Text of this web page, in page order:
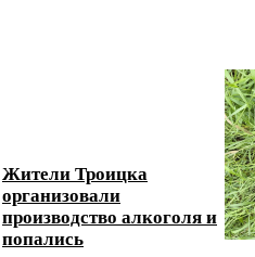
Жители Троицка
организовали
производство алкоголя и
попались